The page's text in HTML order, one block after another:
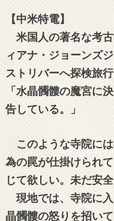
【中米特電】
米国人の著名な考
ィアナ・ジョーンズ
ストリバーへ探検旅
「水晶髑髏の魔宮に
告している。」
このような寺院に
為の罠が仕掛けられ
じて欲しい。未だ安
現地では、寺院に
晶髑髏の怒りを招い